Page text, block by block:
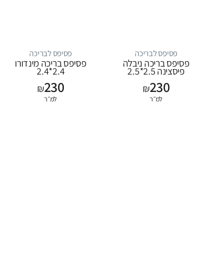
פסיפס לבריכה
פסיפס בריכה ניבלה
פיסצינה 2.5*2.5
₪230
למ״ר
פסיפס לבריכה
פסיפס בריכה מינדורו
2.4*2.4
₪230
למ״ר